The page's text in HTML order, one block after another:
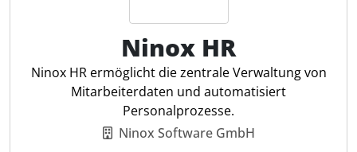
Whitelabel-Karriereseite und Website-Plugin
für offene Stellen
Bewerber-Management-System (ATS)
KI-Assistent zur Vorqualifizierung von
Bewerbungen (Chat-Bot) und
Ninox HR
Ninox HR ermöglicht die zentrale Verwaltung von
Mitarbeiterdaten und automatisiert
Personalprozesse.
Ninox Software GmbH